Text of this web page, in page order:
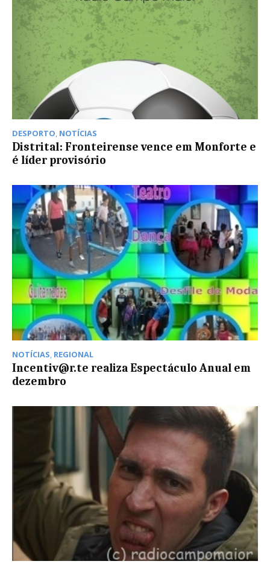
DESPORTO, NOTÍCIAS
Distrital: Fronteirense vence em Monforte e
é líder provisório
NOTÍCIAS REGIONAL
Incentiv@r.te realiza Espectáculo Anual em
dezembro